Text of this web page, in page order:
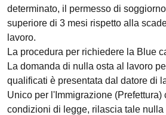
determinato, il permesso di
superiore di 3 mesi rispetto alla
lavoro.
La procedura per richiedere la Blue
La domanda di nulla osta al lavoro
qualificati è presentata dal datore di
Unico per l'Immigrazione
condizioni di legge, rilascia tale nulla